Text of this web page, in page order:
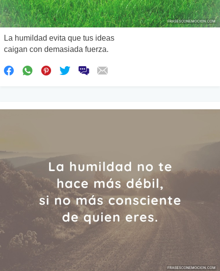
La humildad evita que tus ideas
caigan con demasiada fuerza.